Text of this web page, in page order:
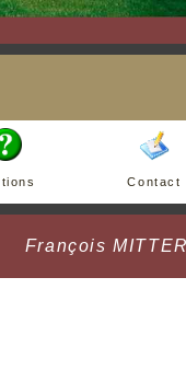
Contact
François